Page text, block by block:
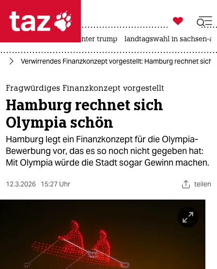
 taz zahl ich
taz zahl ich
themen
politik
öko
gesellschaft
sport
wahrheit

taz zahl ich
usa unter trump landtagswahl in sachsen-
Verwirrendes Finanzkonzept vorgestellt: Hamburg rechnet sich
Fragwürdiges Finanzkonzept vorgestellt
Hamburg rechnet sich
Olympia schön
Hamburg legt ein Finanzkonzept für die Olympia-
Bewerbung vor, das es so noch nicht gegeben hat:
Mit Olympia würde die Stadt sogar Gewinn machen.
12.3.2026 15:27 Uhr teilen